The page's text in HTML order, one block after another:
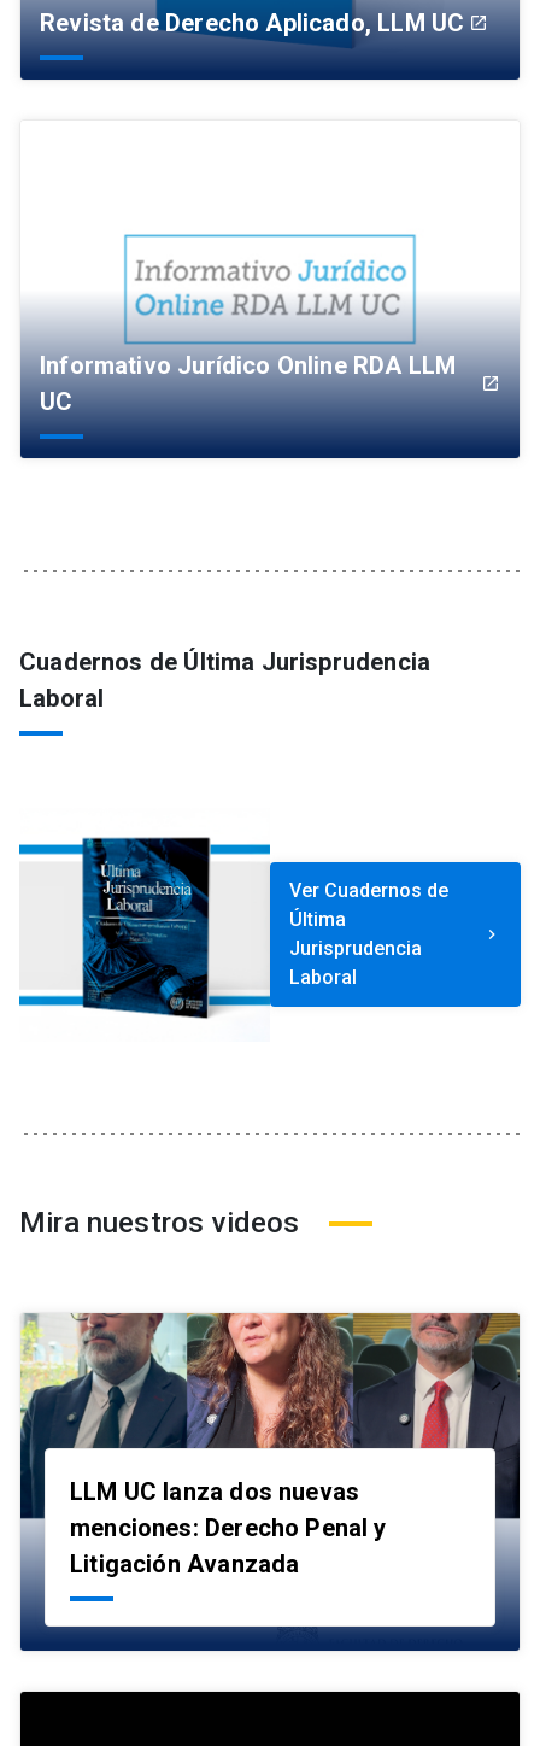
Revista de Derecho Aplicado, LLM UC launch
Informativo Jurídico Online RDA LLM
UC
launch
Cuadernos de Última Jurisprudencia
Laboral
Ver Cuadernos de
Última
Jurisprudencia
Laboral
keyboard_arrow_right
Mira nuestros videos
LLM UC lanza dos nuevas
menciones: Derecho Penal y
Litigación Avanzada